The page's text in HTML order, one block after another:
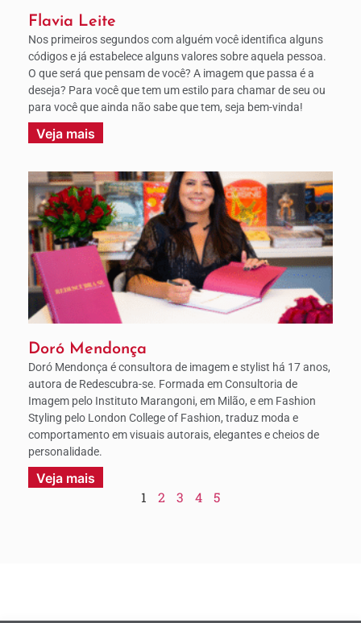
Flavia Leite
Nos primeiros segundos com alguém você identifica alguns
códigos e já estabelece alguns valores sobre aquela pessoa.
O que será que pensam de você? A imagem que passa é a
deseja? Para você que tem um estilo para chamar de seu ou
para você que ainda não sabe que tem, seja bem-vinda!
Veja mais
Doró Mendonça
Doró Mendonça é consultora de imagem e stylist há 17 anos,
autora de Redescubra-se. Formada em Consultoria de
Imagem pelo Instituto Marangoni, em Milão, e em Fashion
Styling pelo London College of Fashion, traduz moda e
comportamento em visuais autorais, elegantes e cheios de
personalidade.
Veja mais
1 2 3 4 5